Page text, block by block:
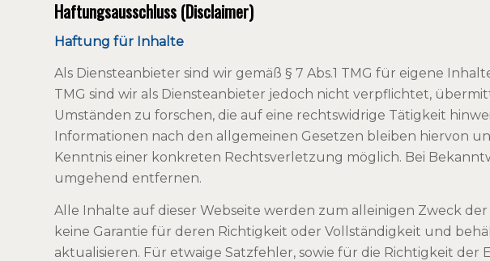
Haftungsausschluss (Disclaimer)
Haftung für Inhalte
Als Diensteanbieter sind wir gemäß § 7 Abs.1 TMG für eigene
TMG sind wir als Diensteanbieter jedoch nicht verpflichtet,
Umständen zu forschen, die auf eine rechtswidrige Tätigkeit
Informationen nach den allgemeinen Gesetzen bleiben hiervon
Kenntnis einer konkreten Rechtsverletzung möglich. Bei
umgehend entfernen.
Alle Inhalte auf dieser Webseite werden zum alleinigen Zweck
keine Garantie für deren Richtigkeit oder Vollständigkeit und
aktualisieren. Für etwaige Satzfehler, sowie für die Richtigkeit